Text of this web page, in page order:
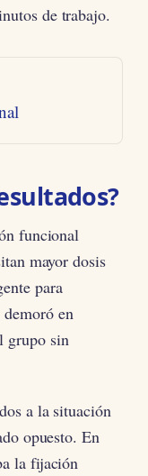
de trabajo.
funcional
mayor dosis
para
demoró en
grupo sin
a la situación
opuesto. En
la fijación